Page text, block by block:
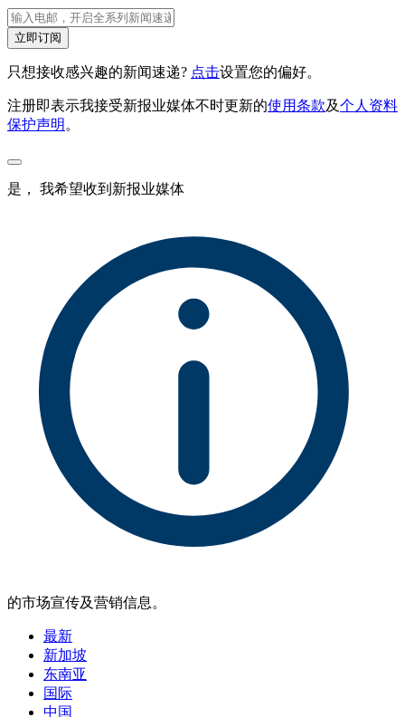
立即订阅
只想接收感兴趣的新闻速递? 点击设置您的偏好。
注册即表示我接受新报业媒体不时更新的使用条款及个人资料
保护声明 。
是， 我希望收到新报业媒体
的市场宣传及营销信息。
最新
新加坡
东南亚
国际
中国